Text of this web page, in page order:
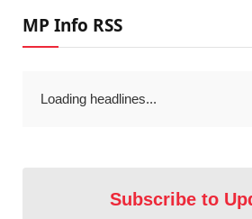
MP Info RSS
Loading headlines...
Subscribe to